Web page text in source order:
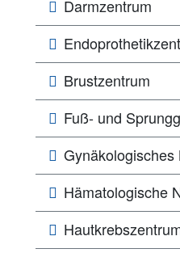
Darmzentrum
Brustzentrum
Fuß- und
Gynäkologisches
Hämatologische